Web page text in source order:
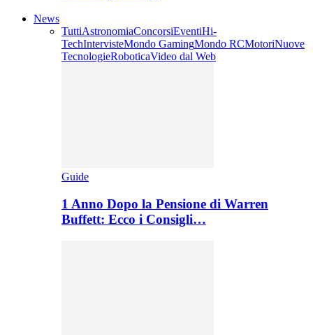
News
TuttiAstronomiaConcorsiEventiHi-
TechIntervisteMondo GamingMondo RCMotoriNuove
TecnologieRoboticaVideo dal Web
Guide
1 Anno Dopo la Pensione di Warren
Buffett: Ecco i Consigli…